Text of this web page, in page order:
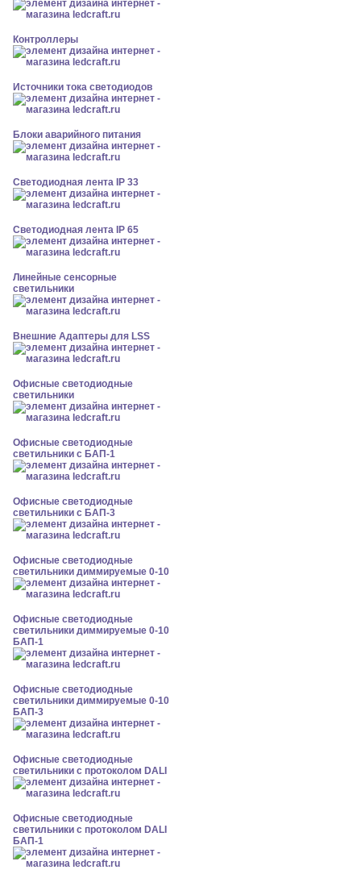
Контроллеры
Источники тока светодиодов
Блоки аварийного питания
Светодиодная лента IP 33
Светодиодная лента IP 65
Линейные сенсорные
светильники
Внешние Адаптеры для LSS
Офисные светодиодные
светильники
Офисные светодиодные
светильники с БАП-1
Офисные светодиодные
светильники с БАП-3
Офисные светодиодные
светильники диммируемые 0-10
Офисные светодиодные
светильники диммируемые 0-10
БАП-1
Офисные светодиодные
светильники диммируемые 0-10
БАП-3
Офисные светодиодные
светильники с протоколом DALI
Офисные светодиодные
светильники с протоколом DALI
БАП-1